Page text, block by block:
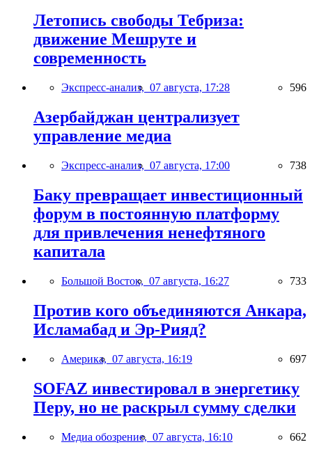
Летопись свободы Тебриза:
движение Мешруте и
современность
Экспресс-анализ, 07 августа, 17:28 596
Азербайджан централизует
управление медиа
Экспресс-анализ, 07 августа, 17:00 738
Баку превращает инвестиционный
форум в постоянную платформу
для привлечения ненефтяного
капитала
Большой Восток, 07 августа, 16:27 733
Против кого объединяются Анкара,
Исламабад и Эр-Рияд?
Америка, 07 августа, 16:19 697
SOFAZ инвестировал в энергетику
Перу, но не раскрыл сумму сделки
Медиа обозрение, 07 августа, 16:10 662